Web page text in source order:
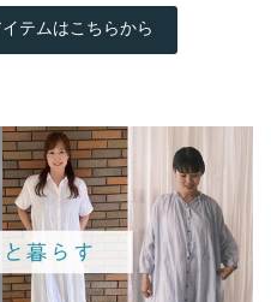
テムはこちらから